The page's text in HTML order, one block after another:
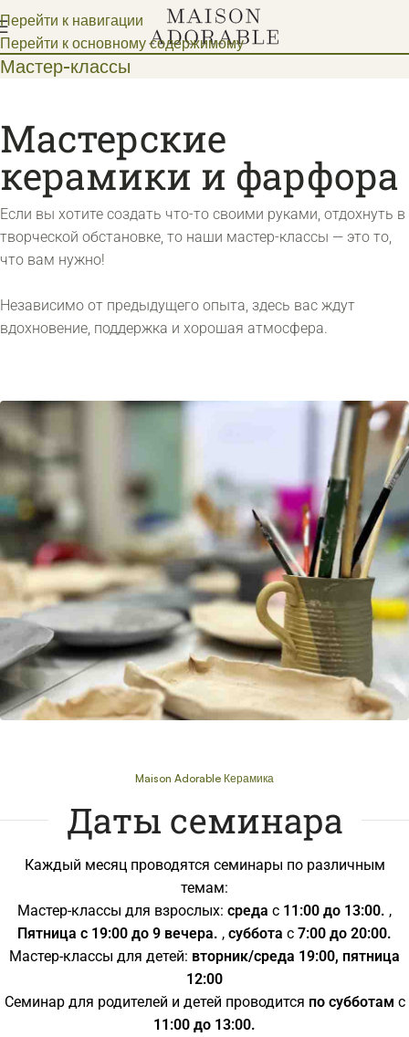
Перейти к навигации
Перейти к основному содержимому
Мастер-классы
Мастерские
керамики и фарфора
Если вы хотите создать что-то своими руками, отдохнуть в
творческой обстановке, то наши мастер-классы — это то,
что вам нужно!
Независимо от предыдущего опыта, здесь вас ждут
вдохновение, поддержка и хорошая атмосфера.
Maison Adorable Керамика
Даты семинара
Каждый месяц проводятся семинары по различным
темам:
Мастер-классы для взрослых: среда с 11:00 до 13:00. ,
Пятница с 19:00 до 9 вечера. , суббота с 7:00 до 20:00.
Мастер-классы для детей: вторник/среда 19:00, пятница
12:00
Семинар для родителей и детей проводится по субботам с
11:00 до 13:00.